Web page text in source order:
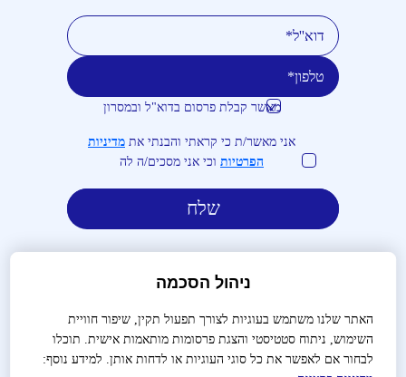
מאשר קבלת פרסום בדוא"ל ובמסרון
אני מאשר/ת כי קראתי והבנתי את מדיניות
הפרטיות וכי אני מסכים/ה לה
לבירורים והזמנות:03-9488666
ניהול הסכמה
האתר שלנו משתמש בעוגיות לצורך תפעול תקין, שיפור חוויית
השימוש, ניתוח סטטיסטי והצגת פרסומות מותאמות אישית. תוכלו
לבחור אם לאפשר את כל סוגי העוגיות או לדחות אותן. למידע נוסף: